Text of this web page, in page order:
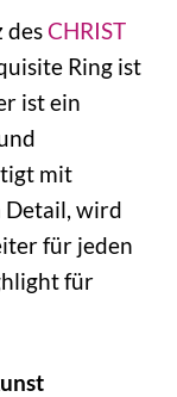
desCHRIST
Ring ist
ist ein
mit
Detail, wird
für jeden
für